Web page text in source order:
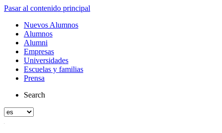
Pasar al contenido principal
Nuevos Alumnos
Alumnos
Alumni
Empresas
Universidades
Escuelas y familias
Prensa
Search